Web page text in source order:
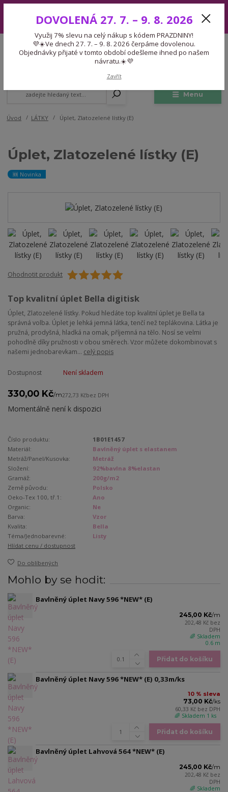
7. – 9. 8. 2026 čerpáme dovolenou. Objednávky přijaté v tomto období
odešleme ihned po našem návratu.☀️💜
Menu
CZK
Expedice 775 866 913
Po-Čt 9-15:30 Pá 9-14:30 Pauza 13-13:45
Úvod LÁTKY Úplet, Zlatozelené lístky (E)
Úplet, Zlatozelené lístky (E)
🆕 Novinka
Ohodnotit produkt
Top kvalitní úplet Bella digitisk
Úplet, Zlatozelené lístky. Pokud hledáte top kvalitní úplet je Bella ta
správná volba. Úplet je lehká jemná látka, tenčí než teplákovina. Látka je
pružná, prodyšná, hladká na omak, příjemná na tělo. Nosí se velmi
pohodlně díky pružnosti v obou směrech. Vzor můžete dokombinovat s
našemi jednobarevkam... celý popis
Dostupnost Není skladem
330,00 Kč/m272,73 Kčbez DPH
Momentálně není k dispozici
Číslo produktu:
1B01E1457
Materiál:
Bavlněný úplet s elastanem
Metráž/Panel/Kusovka:
Metráž
Složení:
92%bavlna 8%elastan
Gramáž:
200g/m2
Země původu:
Polsko
Oeko-Tex 100, tř.1:
Ano
Organic:
Ne
Barva:
Vzor
Kvalita:
Bella
Téma/Jednobarevné:
Listy
Hlídat cenu / dostupnost
Do oblíbených
Mohlo by se hodit:
Bavlněný úplet Navy 596 *NEW* (E)
245,00 Kč/m
202,48 Kč bez
DPH
🌈 Skladem
0.6 m
Přidat do košíku
Bavlněný úplet Navy 596 *NEW* (E) 0,33m/ks
10 % sleva
73,00 Kč/ks
60,33 Kč bez DPH
🌈 Skladem 1 ks
Přidat do košíku
Bavlněný úplet Lahvová 564 *NEW* (E)
245,00 Kč/m
202,48 Kč bez
DPH
🌈 Skladem
DOVOLENÁ 27. 7. – 9. 8. 2026
Využij 7% slevu na celý nákup s kódem PRAZDNINY!
💜☀️Ve dnech 27. 7. – 9. 8. 2026 čerpáme dovolenou.
Objednávky přijaté v tomto období odešleme ihned po našem
návratu.☀️💜
Zavřít